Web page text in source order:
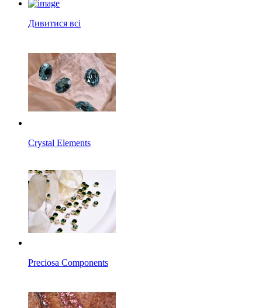
Дивитися всі
Crystal Elements
Preciosa Components